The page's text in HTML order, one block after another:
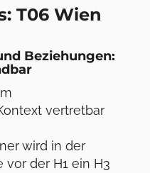
T06 Wien
Beziehungen:
vertretbar
wird in der
der H1 ein H3